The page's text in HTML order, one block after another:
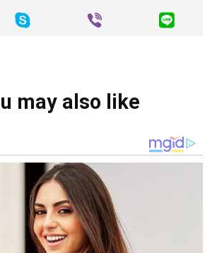
may also like